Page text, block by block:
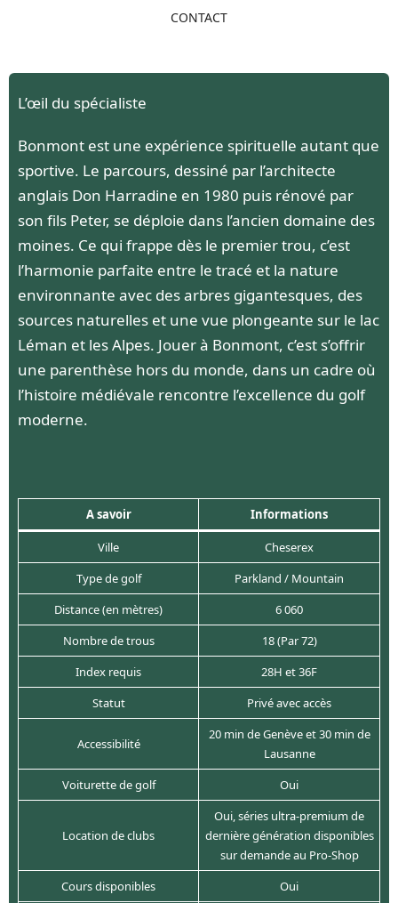
CONTACT
L’œil du spécialiste
Bonmont est une expérience spirituelle autant que
sportive. Le parcours, dessiné par l’architecte
anglais Don Harradine en 1980 puis rénové par
son fils Peter, se déploie dans l’ancien domaine des
moines. Ce qui frappe dès le premier trou, c’est
l’harmonie parfaite entre le tracé et la nature
environnante avec des arbres gigantesques, des
sources naturelles et une vue plongeante sur le lac
Léman et les Alpes. Jouer à Bonmont, c’est s’offrir
une parenthèse hors du monde, dans un cadre où
l’histoire médiévale rencontre l’excellence du golf
moderne.
A savoir Informations
Ville
Cheserex
Type de golf
Parkland / Mountain
Distance (en mètres)
6 060
Nombre de trous
18 (Par 72)
Index requis
28H et 36F
Statut
Privé avec accès
Accessibilité
20 min de Genève et 30 min de
Lausanne
Voiturette de golf
Oui
Location de clubs
Oui, séries ultra-premium de
dernière génération disponibles
sur demande au Pro-Shop
Cours disponibles
Oui